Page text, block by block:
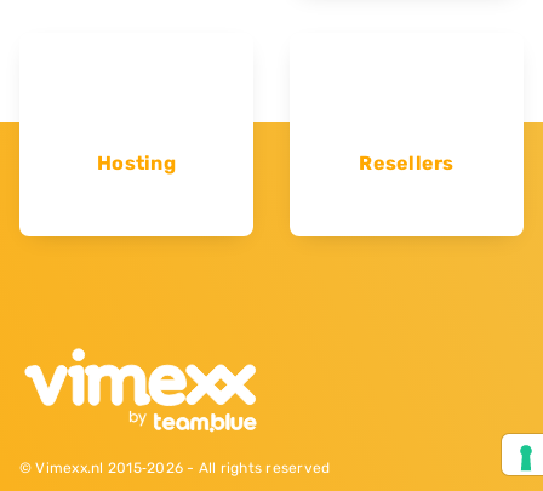
Hosting Resellers
© Vimexx.nl 2015‐2026 - All rights reserved